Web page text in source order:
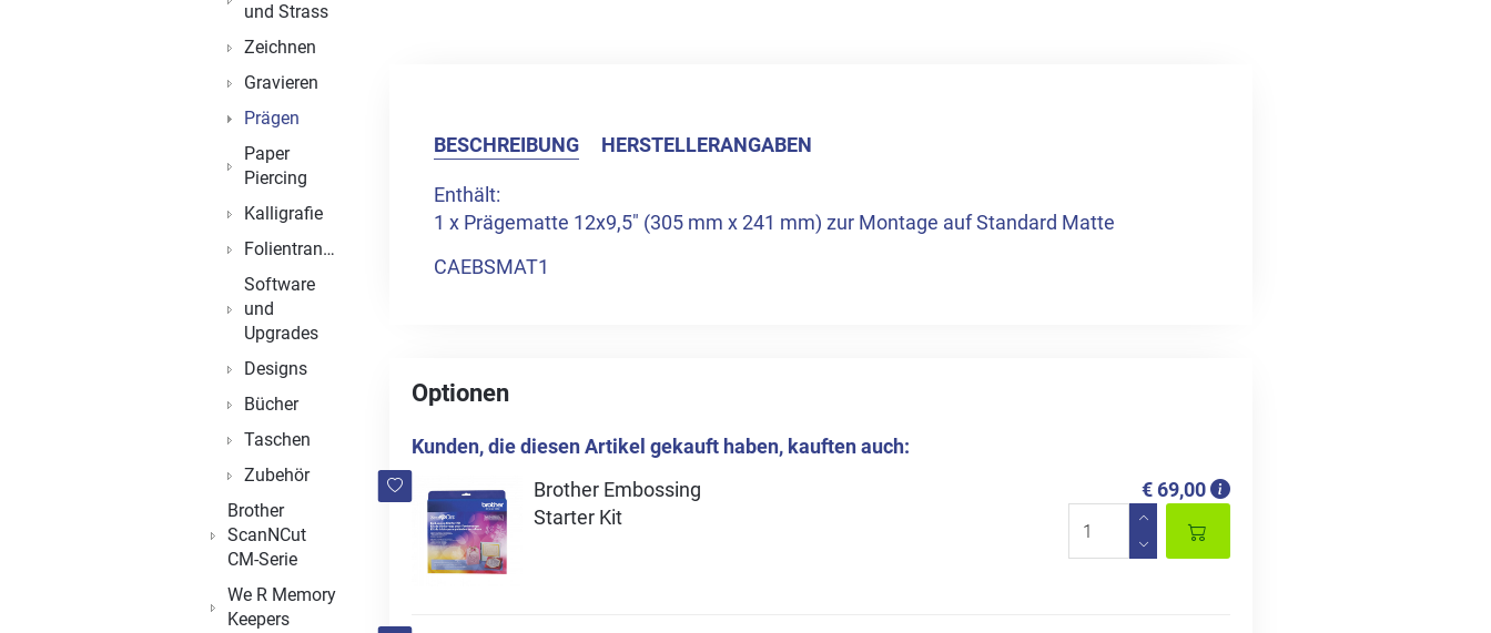
BESCHREIBUNG HERSTELLERANGABEN
Enthält:
1 x Prägematte 12x9,5" (305 mm x 241 mm) zur Montage auf Standard Matte
CAEBSMAT1
Optionen
Kunden, die diesen Artikel gekauft haben, kauften auch:
Brother Embossing
Starter Kit
€ 69,00
und Strass
Zeichnen
Gravieren
Prägen
Paper
Piercing
Kalligrafie
Folientransfer
Software
und
Upgrades
Designs
Bücher
Taschen
Zubehör
Brother
ScanNCut
CM-Serie
We R Memory
Keepers